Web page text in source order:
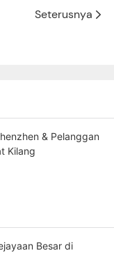
Seterusnya
& Pelanggan
Kilang
Besar di